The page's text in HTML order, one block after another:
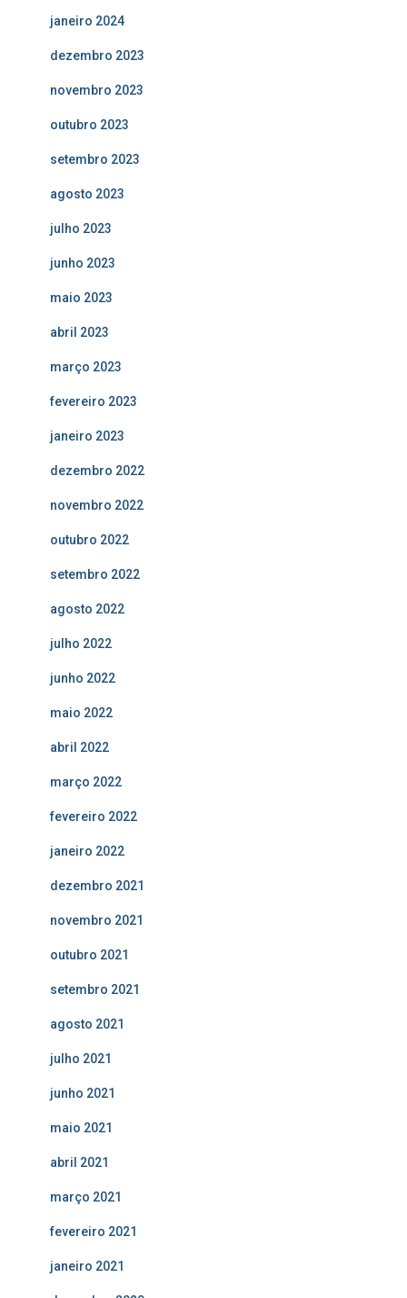
janeiro 2024
dezembro 2023
novembro 2023
outubro 2023
setembro 2023
agosto 2023
julho 2023
junho 2023
maio 2023
abril 2023
março 2023
fevereiro 2023
janeiro 2023
dezembro 2022
novembro 2022
outubro 2022
setembro 2022
agosto 2022
julho 2022
junho 2022
maio 2022
abril 2022
março 2022
fevereiro 2022
janeiro 2022
dezembro 2021
novembro 2021
outubro 2021
setembro 2021
agosto 2021
julho 2021
junho 2021
maio 2021
abril 2021
março 2021
fevereiro 2021
janeiro 2021